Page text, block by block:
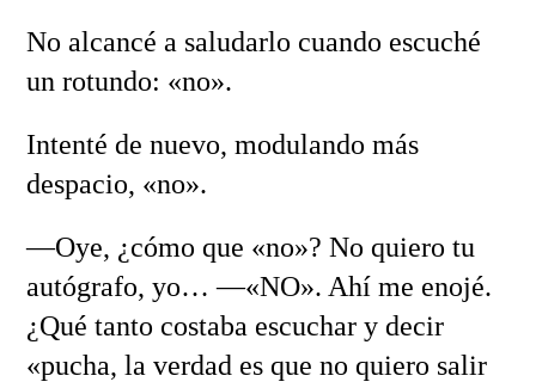
No alcancé a saludarlo cuando escuché
un rotundo: «no».
Intenté de nuevo, modulando más
despacio, «no».
—Oye, ¿cómo que «no»? No quiero tu
autógrafo, yo… —«NO». Ahí me enojé.
¿Qué tanto costaba escuchar y decir
«pucha, la verdad es que no quiero salir